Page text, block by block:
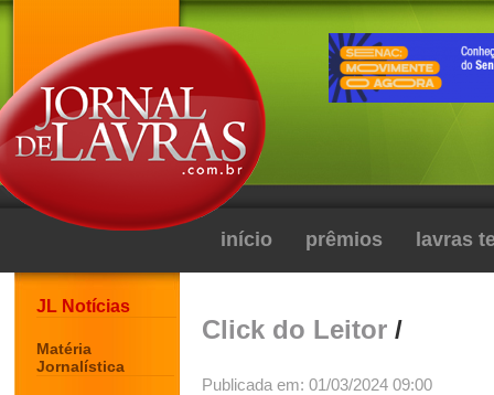
início prêmios lavras
JL Notícias
Matéria
Jornalística
Click do Leitor /
Publicada em: 01/03/2024 09:00